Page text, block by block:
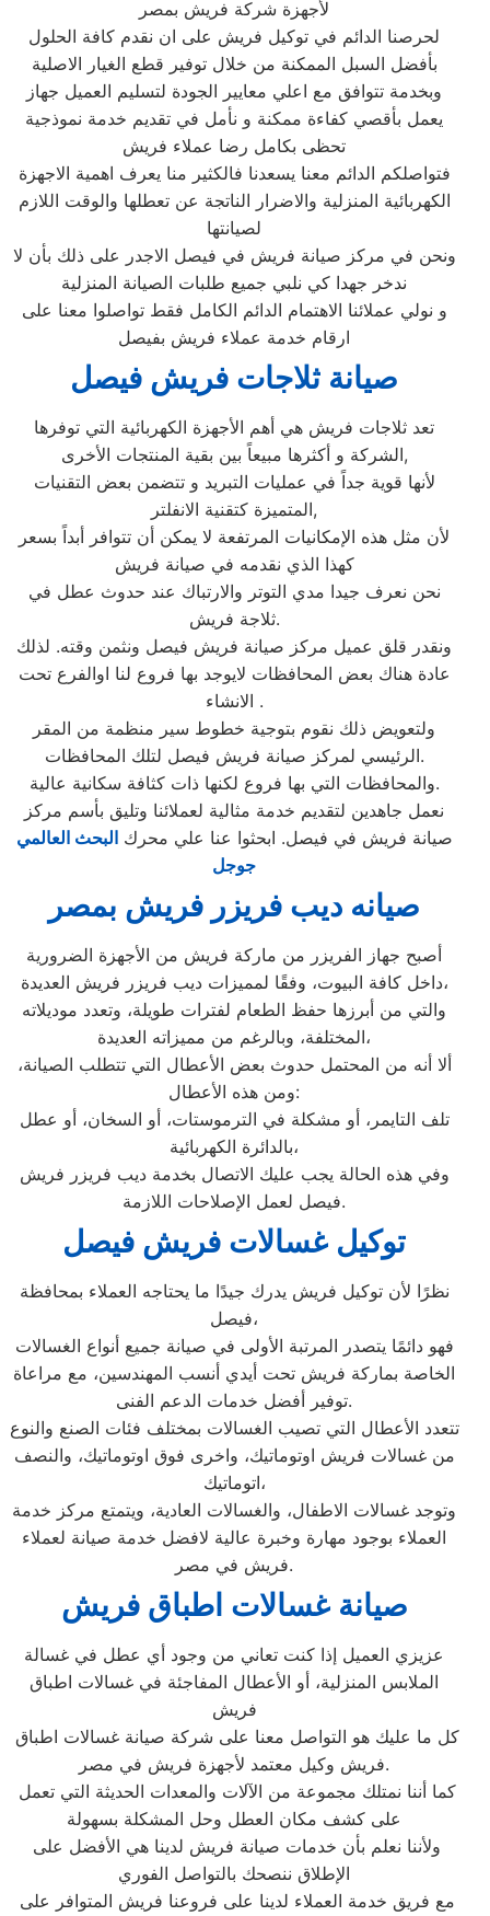
لأجهزة شركة فريش بمصر
لحرصنا الدائم في توكيل فريش على ان نقدم كافة الحلول
بأفضل السبل الممكنة من خلال توفير قطع الغيار الاصلية
وبخدمة تتوافق مع اعلي معايير الجودة لتسليم العميل جهاز
يعمل بأقصي كفاءة ممكنة و نأمل في تقديم خدمة نموذجية
تحظى بكامل رضا عملاء فريش
فتواصلكم الدائم معنا يسعدنا فالكثير منا يعرف اهمية الاجهزة
الكهربائية المنزلية والاضرار الناتجة عن تعطلها والوقت اللازم
لصيانتها
ونحن في مركز صيانة فريش في فيصل الاجدر على ذلك بأن لا
ندخر جهدا كي نلبي جميع طلبات الصيانة المنزلية
و نولي عملائنا الاهتمام الدائم الكامل فقط تواصلوا معنا على
ارقام خدمة عملاء فريش بفيصل
صيانة ثلاجات فريش فيصل
تعد ثلاجات فريش هي أهم الأجهزة الكهربائية التي توفرها
الشركة و أكثرها مبيعاً بين بقية المنتجات الأخرى,
لأنها قوية جداً في عمليات التبريد و تتضمن بعض التقنيات
المتميزة كتقنية الانفلتر,
لأن مثل هذه الإمكانيات المرتفعة لا يمكن أن تتوافر أبداً بسعر
كهذا الذي نقدمه في صيانة فريش
نحن نعرف جيدا مدي التوتر والارتباك عند حدوث عطل في
ثلاجة فريش.
ونقدر قلق عميل مركز صيانة فريش فيصل ونثمن وقته. لذلك
عادة هناك بعض المحافظات لايوجد بها فروع لنا اوالفرع تحت
الانشاء .
ولتعويض ذلك نقوم بتوجية خطوط سير منظمة من المقر
الرئيسي لمركز صيانة فريش فيصل لتلك المحافظات.
والمحافظات التي بها فروع لكنها ذات كثافة سكانية عالية.
نعمل جاهدين لتقديم خدمة مثالية لعملائنا وتليق بأسم مركز
صيانة فريش في فيصل. ابحثوا عنا علي محركالبحث العالمي
جوجل
صيانه ديب فريزر فريش بمصر
أصبح جهاز الفريزر من ماركة فريش من الأجهزة الضرورية
داخل كافة البيوت، وفقًا لمميزات ديب فريزر فريش العديدة،
والتي من أبرزها حفظ الطعام لفترات طويلة، وتعدد موديلاته
المختلفة، وبالرغم من مميزاته العديدة،
ألا أنه من المحتمل حدوث بعض الأعطال التي تتطلب الصيانة،
ومن هذه الأعطال:
تلف التايمر، أو مشكلة في الترموستات، أو السخان، أو عطل
بالدائرة الكهربائية،
وفي هذه الحالة يجب عليك الاتصال بخدمة ديب فريزر فريش
فيصل لعمل الإصلاحات اللازمة.
توكيل غسالات فريش فيصل
نظرًا لأن توكيل فريش يدرك جيدًا ما يحتاجه العملاء بمحافظة
فيصل،
فهو دائمًا يتصدر المرتبة الأولى في صيانة جميع أنواع الغسالات
الخاصة بماركة فريش تحت أيدي أنسب المهندسين، مع مراعاة
توفير أفضل خدمات الدعم الفنى.
تتعدد الأعطال التي تصيب الغسالات بمختلف فئات الصنع والنوع
من غسالات فريش اوتوماتيك، واخرى فوق اوتوماتيك، والنصف
اتوماتيك،
وتوجد غسالات الاطفال، والغسالات العادية، ويتمتع مركز خدمة
العملاء بوجود مهارة وخبرة عالية لافضل خدمة صيانة لعملاء
فريش في مصر.
صيانة غسالات اطباق فريش
عزيزي العميل إذا كنت تعاني من وجود أي عطل في غسالة
الملابس المنزلية، أو الأعطال المفاجئة في غسالات اطباق
فريش
فريش وكيل معتمد لأجهزة فريش في مصر.
على كشف مكان العطل وحل المشكلة بسهولة
الإطلاق ننصحك بالتواصل الفوري